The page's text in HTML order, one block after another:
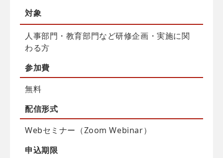
対象
人事部門・教育部門など研修企画・実施に関
わる方
参加費
無料
配信形式
Webセミナー（Zoom Webinar）
申込期限